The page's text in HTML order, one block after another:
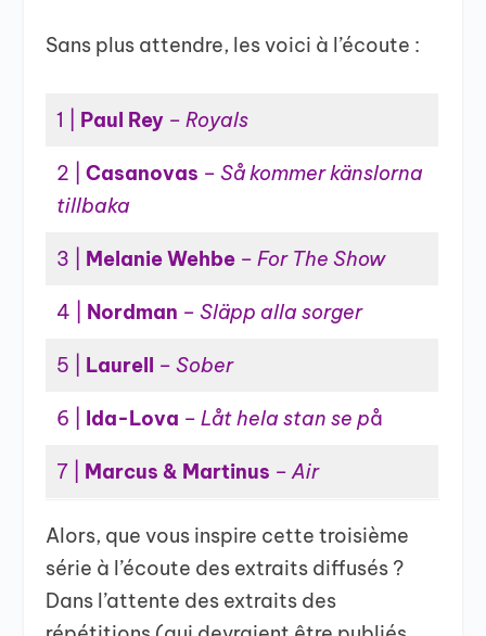
Sans plus attendre, les voici à l’écoute :
1 | Paul Rey –Royals
2 |Casanovas –Så kommer känslorna
tillbaka
3 | Melanie Wehbe –For The Show
4 | Nordman –Släpp alla sorger
5 | Laurell –Sober
6 | Ida-Lova –Låt hela stan se på
7 | Marcus & Martinus –Air
Alors, que vous inspire cette troisième
série à l’écoute des extraits diffusés ?
Dans l’attente des extraits des